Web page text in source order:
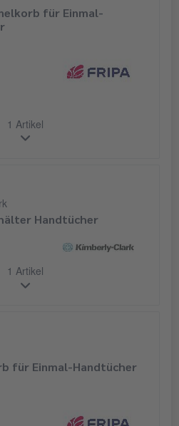
für Einmal-
1 Artikel
Handtücher
1 Artikel
für Einmal-Handtücher